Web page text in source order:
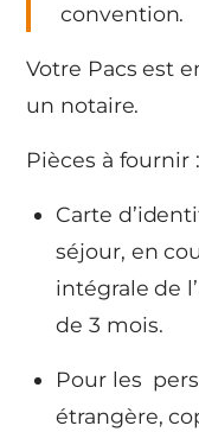
convention.
Votre Pacs est
un notaire.
Pièces à fournir :
Carte
séjour, en
intégrale de
de 3 mois.
Pour les
étrangère,